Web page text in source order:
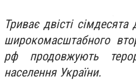
Триває двісті сімдесята
широкомасштабного
рф продовжують
населення України.